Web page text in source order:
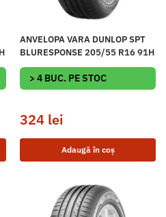
ANVELOPA VARA DUNLOP SPT
BLURESPONSE 205/55 R16 91H
> 4 BUC. PE STOC
324 lei
Adaugă în coș